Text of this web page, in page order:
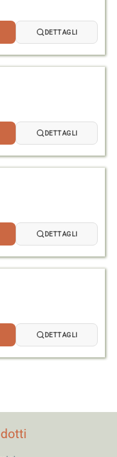
DETTAGLI
DETTAGLI
DETTAGLI
DETTAGLI